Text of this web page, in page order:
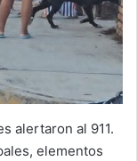
alertaron al 911.
elementos